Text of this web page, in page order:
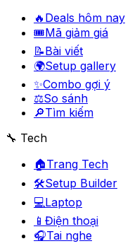
🔥 Deals hôm nay
🎟Mã giảm giá
📝Bài viết
🌍Setup gallery
✨Combo gợi ý
⚖️So sánh
🔎Tìm kiếm
🔧 Tech
🏠Trang Tech
🛠️Setup Builder
💻Laptop
📱 Điện thoại
🎧Tai nghe